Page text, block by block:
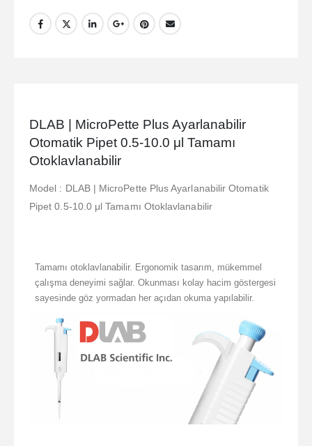
DLAB | MicroPette Plus Ayarlanabilir
Otomatik Pipet 0.5-10.0 μl Tamamı
Otoklavlanabilir
Model : DLAB | MicroPette Plus Ayarlanabilir Otomatik
Pipet 0.5-10.0 μl Tamamı Otoklavlanabilir
Tamamı otoklavlanabilir. Ergonomik tasarım, mükemmel
çalışma deneyimi sağlar. Okunması kolay hacim göstergesi
sayesinde göz yormadan her açıdan okuma yapılabilir.